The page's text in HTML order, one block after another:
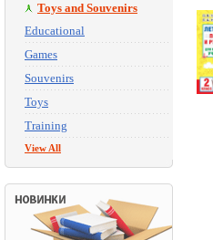
Toys and Souvenirs
Educational
Games
Souvenirs
Toys
Training
View All